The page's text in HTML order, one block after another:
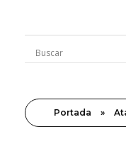
Rugidos Disidentes
Bogotá - Colombia | ISSN 2619-5569
Portada »